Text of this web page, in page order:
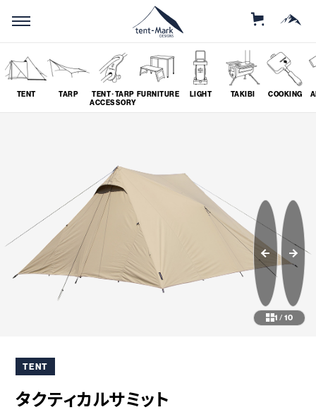
STORE
MOUNTAIN
TENT
TARP
TENT･TARP
ACCESSORY
FURNITURE LIGHT TAKIBI COOKING
ソロ
# SOLO
グループ
# GROUP
ツーリング
# TOURING
# LEATHER
1 /10
TENT
タクティカルサミット